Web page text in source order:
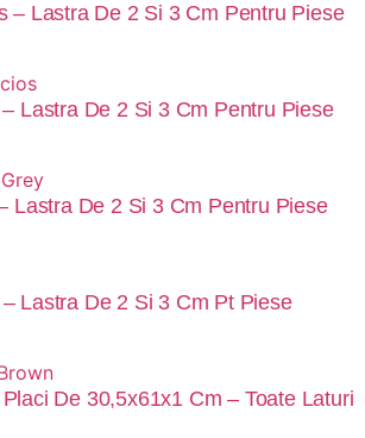
– Lastra De 2 Si 3 Cm Pentru Piese
Lastra De 2 Si 3 Cm Pentru Piese
Lastra De 2 Si 3 Cm Pentru Piese
Lastra De 2 Si 3 Cm Pt Piese
De 30,5x61x1 Cm – Toate Laturi